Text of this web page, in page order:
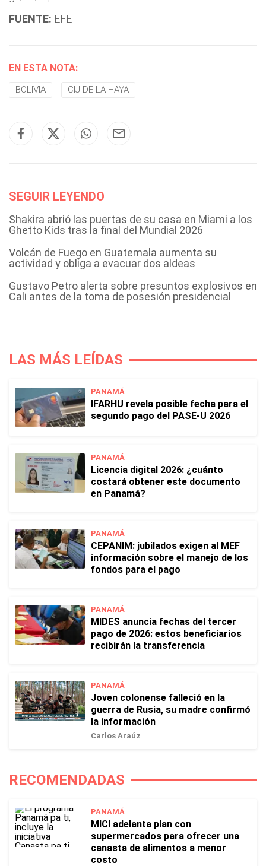
FUENTE: EFE
EN ESTA NOTA:
BOLIVIA CIJ DE LA HAYA
SEGUIR LEYENDO
Shakira abrió las puertas de su casa en Miami a los
Ghetto Kids tras la final del Mundial 2026
Volcán de Fuego en Guatemala aumenta su
actividad y obliga a evacuar dos aldeas
Gustavo Petro alerta sobre presuntos explosivos en
Cali antes de la toma de posesión presidencial
LAS MÁS LEÍDAS
PANAMÁ
IFARHU revela posible fecha para el
segundo pago del PASE-U 2026
PANAMÁ
Licencia digital 2026: ¿cuánto
costará obtener este documento
en Panamá?
PANAMÁ
CEPANIM: jubilados exigen al MEF
información sobre el manejo de los
fondos para el pago
PANAMÁ
MIDES anuncia fechas del tercer
pago de 2026: estos beneficiarios
recibirán la transferencia
PANAMÁ
Joven colonense falleció en la
guerra de Rusia, su madre confirmó
la información
Carlos Araúz
RECOMENDADAS
PANAMÁ
MICI adelanta plan con
supermercados para ofrecer una
canasta de alimentos a menor
costo